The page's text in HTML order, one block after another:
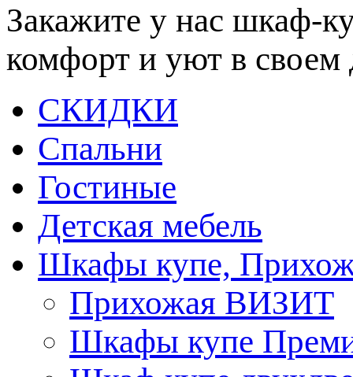
Закажите у нас шкаф-
комфорт и уют в своем
СКИДКИ
Спальни
Гостиные
Детская мебель
Шкафы купе,
Прихожая ВИЗИТ
Шкафы купе